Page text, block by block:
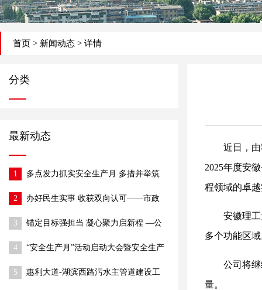
首页 > 新闻动态 > 详情
分类
最新动态
1
多点发力抓实安全生产月 多措并举筑
2
办好民生实事 收获双向认可——市政
锦旗
3
锚定目标强担当 凝心聚力启新程 —公
4
“安全生产月”活动启动大会暨安全生产
5
惠利大道-湖滨西路污水主管道建设工
近日，
2025年度安
程领域的卓
安徽理
多个功能区
公司将
量。